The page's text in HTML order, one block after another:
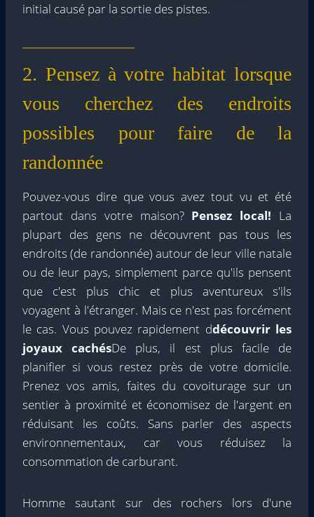
initial causé par la sortie des pistes.
2. Pensez à votre habitat lorsque
vous cherchez des endroits
possibles pour faire de la
randonnée
Pouvez-vous dire que vous avez tout vu et été
partout dans votre maison? Pensez local! La
plupart des gens ne découvrent pas tous les
endroits (de randonnée) autour de leur ville natale
ou de leur pays, simplement parce qu'ils pensent
que c'est plus chic et plus aventureux s'ils
voyagent à l'étranger. Mais ce n'est pas forcément
le cas. Vous pouvez rapidement ddécouvrir les
joyaux cachésDe plus, il est plus facile de
planifier si vous restez près de votre domicile.
Prenez vos amis, faites du covoiturage sur un
sentier à proximité et économisez de l'argent en
réduisant les coûts. Sans parler des aspects
environnementaux, car vous réduisez la
consommation de carburant.
Homme sautant sur des rochers lors d'une